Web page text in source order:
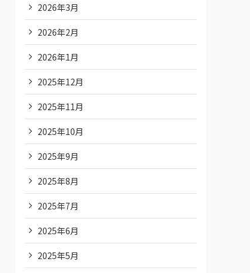
2026年3月
2026年2月
2026年1月
2025年12月
2025年11月
2025年10月
2025年9月
2025年8月
2025年7月
2025年6月
2025年5月